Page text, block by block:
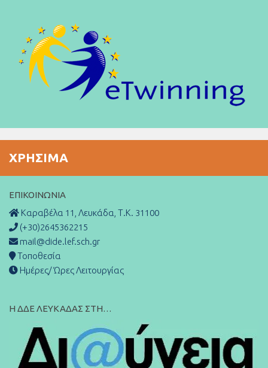
ΧΡΉΣΙΜΑ
ΕΠΙΚΟΙΝΩΝΊΑ
Καραβέλα 11, Λευκάδα, Τ.Κ. 31100
(+30)2645362215
mail@dide.lef.sch.gr
Τοποθεσία
Ημέρες/ Ώρες Λειτουργίας
Η ΔΔΕ ΛΕΥΚΑΔΑΣ ΣΤΗ…